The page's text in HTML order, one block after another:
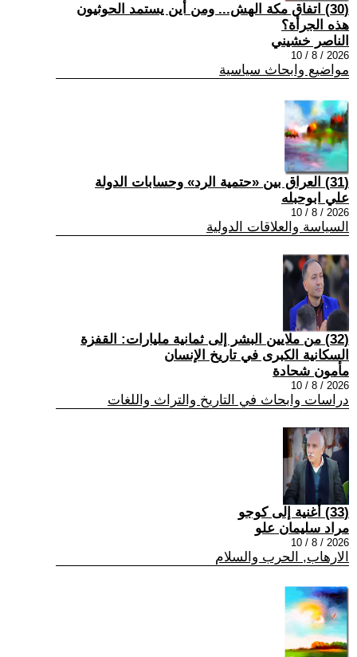
(30) اتفاق مكة الهش... ومن أين يستمد الحوثيون
هذه الجرأة؟
الناصر خشيني
2026 / 8 / 10
مواضيع وابحاث سياسية
(31) العراق بين «حتمية الرد» وحسابات الدولة
علي ابوحبله
2026 / 8 / 10
السياسة والعلاقات الدولية
(32) من ملايين البشر إلى ثمانية مليارات: القفزة
السكانية الكبرى في تاريخ الإنسان
مأمون شحادة
2026 / 8 / 10
دراسات وابحاث في التاريخ والتراث واللغات
(33) أُغنية إلى كوجو
مراد سليمان علو
2026 / 8 / 10
الارهاب, الحرب والسلام